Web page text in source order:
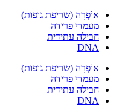
אוֹפְרָה (שריפת גופות)
מעמדי פרידה
חבילה עתידית
DNA
אוֹפְרָה (שריפת גופות)
מעמדי פרידה
חבילה עתידית
DNA